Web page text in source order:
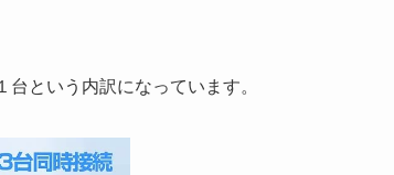
という内訳になっています。